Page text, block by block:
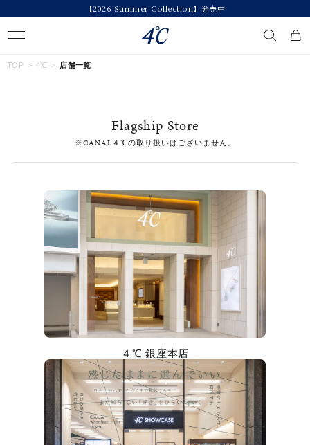
今すぐ贈れる「eギフト」対象商品はこちら
#ダイヤモンド ネックレス
#くまのプーさん
#エタニティ
#ジュエリー
カテゴリー すべてのジュエリー
TOP 4℃ 店舗一覧
Flagship Store
※CANAL４℃の取り扱いはございません。
４℃ 銀座本店